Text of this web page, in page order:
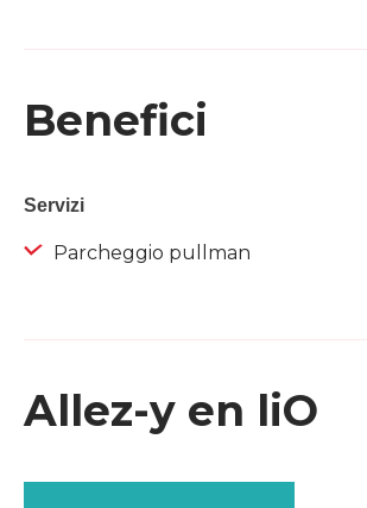
Benefici
Servizi
Parcheggio pullman
Allez-y en liO